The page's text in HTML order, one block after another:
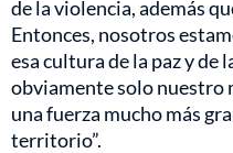
de la violencia, además
Entonces, nosotros
esa cultura de la paz y de
obviamente solo nuestro
una fuerza mucho más
territorio”.